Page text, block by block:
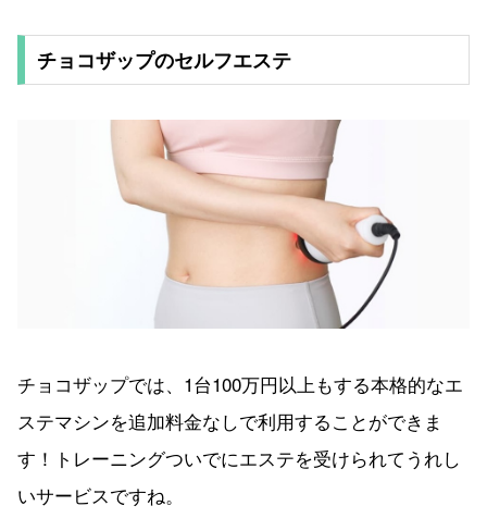
チョコザップのセルフエステ
チョコザップでは、1台100万円以上もする本格的なエ
ステマシンを追加料金なしで利用することができま
す！トレーニングついでにエステを受けられてうれし
いサービスですね。